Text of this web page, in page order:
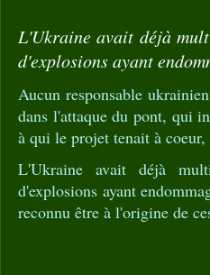
L'Ukraine avait déjà
d'explosions ayant
Aucun responsable
dans l'attaque du pont, qui
à qui le projet tenait à
L'Ukraine avait déjà
d'explosions ayant
reconnu être à l'origine de